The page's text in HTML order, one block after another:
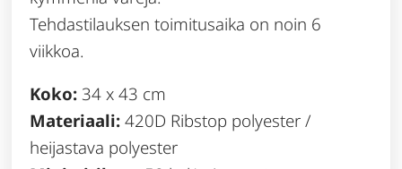
Tehdastilauksen toimitusaika on noin 6
viikkoa.
Koko: 34 x 43 cm
Materiaali: 420D Ribstop polyester /
heijastava polyester